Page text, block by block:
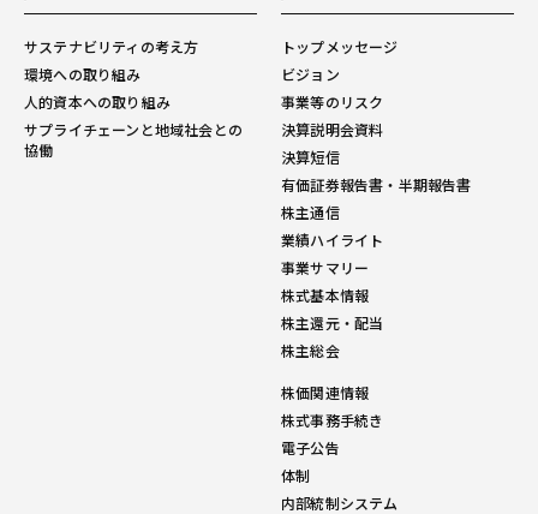
サステナビリティの考え方
環境への取り組み
人的資本への取り組み
サプライチェーンと地域社会との
協働
トップメッセージ
ビジョン
事業等のリスク
決算説明会資料
決算短信
有価証券報告書・半期報告書
株主通信
業績ハイライト
事業サマリー
株式基本情報
株主還元・配当
株主総会
株価関連情報
株式事務手続き
電子公告
体制
内部統制システム